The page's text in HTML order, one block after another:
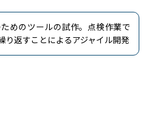
めのツールの試作。点検作業で
り返すことによるアジャイル開発